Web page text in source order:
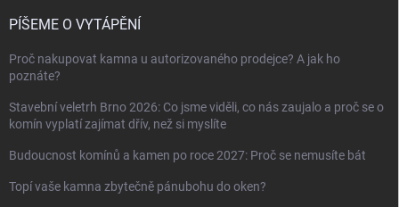
PÍŠEME O VYTÁPĚNÍ
Proč nakupovat kamna u autorizovaného prodejce? A jak ho
poznáte?
Stavební veletrh Brno 2026: Co jsme viděli, co nás zaujalo a proč se o
komín vyplatí zajímat dřív, než si myslíte
Budoucnost komínů a kamen po roce 2027: Proč se nemusíte bát
Topí vaše kamna zbytečně pánubohu do oken?